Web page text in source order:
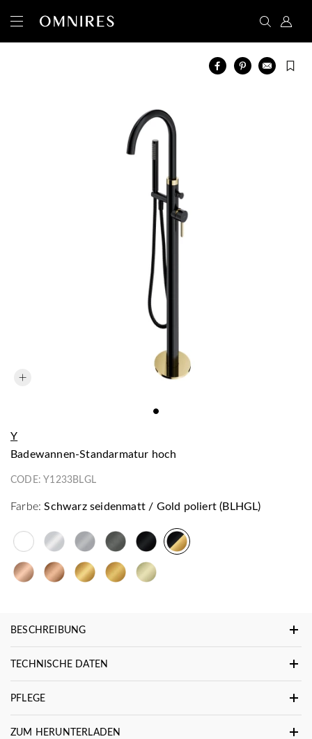
Y
Badewannen-Standarmatur hoch
CODE:Y1233BLGL
Farbe: Schwarz seidenmatt / Gold poliert (BLHGL)
BESCHREIBUNG
TECHNISCHE DATEN
PFLEGE
ZUM HERUNTERLADEN